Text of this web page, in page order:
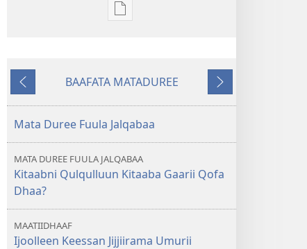
Filannaawwan
DAMMAQAA!
Qulqulluun
Kitaaba
Qofa
Dhaa?
Deebiʼi
BAAFATA MATADUREE
Itti
Fufi
Mata Duree Fuula Jalqabaa
MATA DUREE FUULA JALQABAA
Kitaabni Qulqulluun Kitaaba Gaarii Qofa
Dhaa?
MAATIIDHAAF
Ijoolleen Keessan Jijjiirama Umurii